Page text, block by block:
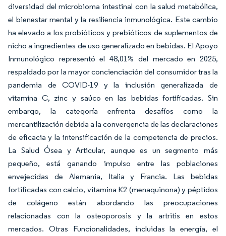
diversidad del microbioma intestinal con la salud metabólica,
el bienestar mental y la resiliencia inmunológica. Este cambio
ha elevado a los probióticos y prebióticos de suplementos de
nicho a ingredientes de uso generalizado en bebidas. El Apoyo
Inmunológico representó el 48,01% del mercado en 2025,
respaldado por la mayor concienciación del consumidor tras la
pandemia de COVID-19 y la inclusión generalizada de
vitamina C, zinc y saúco en las bebidas fortificadas. Sin
embargo, la categoría enfrenta desafíos como la
mercantilización debida a la convergencia de las declaraciones
de eficacia y la intensificación de la competencia de precios.
La Salud Ósea y Articular, aunque es un segmento más
pequeño, está ganando impulso entre las poblaciones
envejecidas de Alemania, Italia y Francia. Las bebidas
fortificadas con calcio, vitamina K2 (menaquinona) y péptidos
de colágeno están abordando las preocupaciones
relacionadas con la osteoporosis y la artritis en estos
mercados. Otras Funcionalidades, incluidas la energía, el